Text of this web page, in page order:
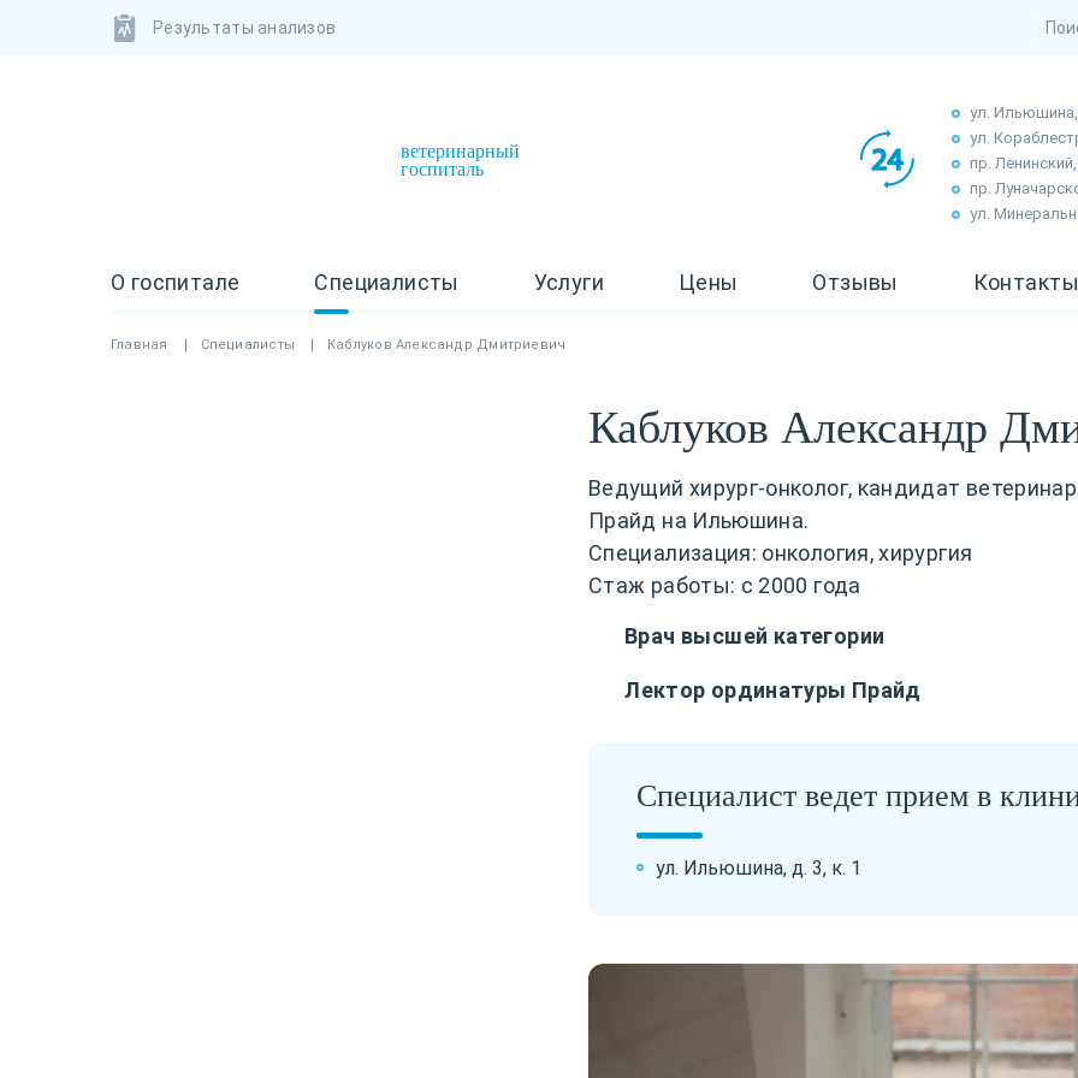
Результаты анализов
ветеринарный
госпиталь
ул. Ильюшина,
ул.
пр.
пр.
ул.
О госпитале Специалисты Услуги Цены Отзывы Контакты
Главная Специалисты Каблуков Александр Дмитриевич
Каблуков Александр
Ведущий хирург-онколог, кандидат
Прайд на Ильюшина.
Специализация: онкология, хирургия
Стаж работы: с 2000 года
Врач высшей категории
Лектор ординатуры Прайд
Специалист ведет прием в
ул. Ильюшина, д. 3, к. 1